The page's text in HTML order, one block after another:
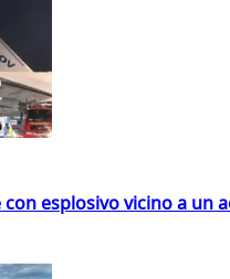
esplosivo vicino a un